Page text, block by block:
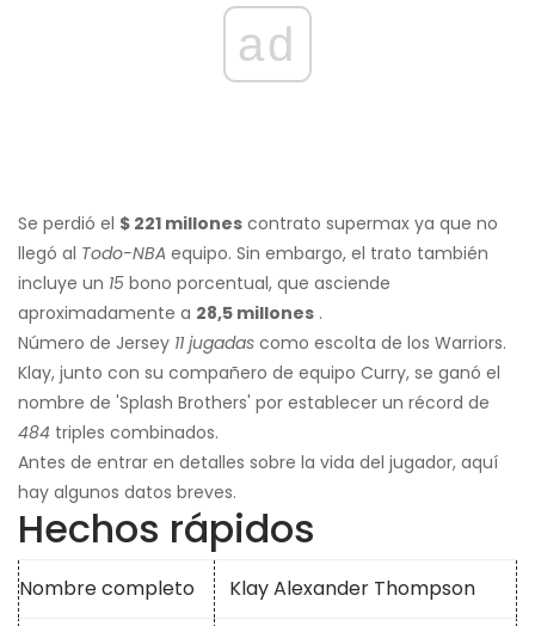
ad
Se perdió el $ 221 millones contrato supermax ya que no
llegó al Todo-NBA equipo. Sin embargo, el trato también
incluye un 15 bono porcentual, que asciende
aproximadamente a 28,5 millones .
Número de Jersey 11 jugadas como escolta de los Warriors.
Klay, junto con su compañero de equipo Curry, se ganó el
nombre de 'Splash Brothers' por establecer un récord de
484 triples combinados.
Antes de entrar en detalles sobre la vida del jugador, aquí
hay algunos datos breves.
Hechos rápidos
Nombre completo Klay Alexander Thompson